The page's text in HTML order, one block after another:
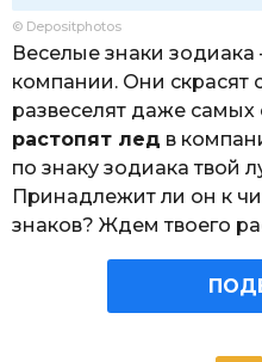
© Depositphotos
Веселые знаки
компании. Они скрасят
развеселят даже
растопят лед в
по знаку зодиака твой
Принадлежит ли он к
знаков? Ждем твоего